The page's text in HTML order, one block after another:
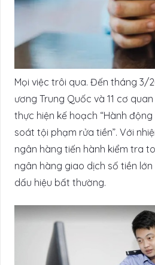
Mọi việc trôi qua. Đến tháng 3/
ương Trung Quốc và 11 cơ
thực hiện kế hoạch “Hành
soát tội phạm rửa tiền”. Với
ngân hàng tiến hành kiểm tra
ngân hàng giao dịch số tiền
dấu hiệu bất thường.